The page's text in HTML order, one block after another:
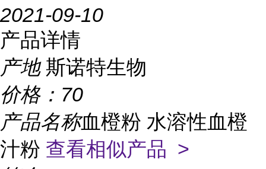
2021-09-10
产品详情
产地 斯诺特生物
价格： 70
产品名称血橙粉 水溶性血橙
汁粉 查看相似产品 >